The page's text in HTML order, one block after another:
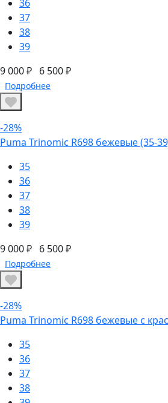
36
37
38
39
9 000 ₽ 6 500 ₽
Подробнее
-28%
Puma Trinomic R698 бежевые (35-
35
36
37
38
39
9 000 ₽ 6 500 ₽
Подробнее
-28%
Puma Trinomic R698 бежевые с
35
36
37
38